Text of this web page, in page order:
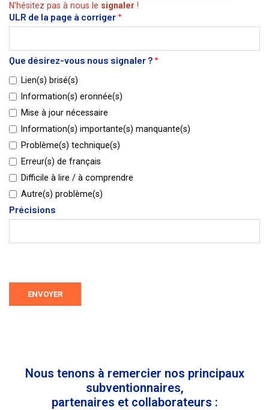
N'hésitez pas à nous le signaler !
ULR de la page à corriger*
Que désirez-vous nous signaler ?*
Lien(s) brisé(s)
Information(s) eronnée(s)
Mise à jour nécessaire
Information(s) importante(s) manquante(s)
Problème(s) technique(s)
Erreur(s) de français
Difficile à lire / à comprendre
Autre(s) problème(s)
Précisions
ENVOYER
Nous tenons à remercier nos principaux
subventionnaires,
partenaires et collaborateurs :